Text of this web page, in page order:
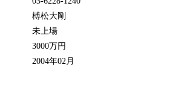
榑松大剛
未上場
3000万円
2004年02月